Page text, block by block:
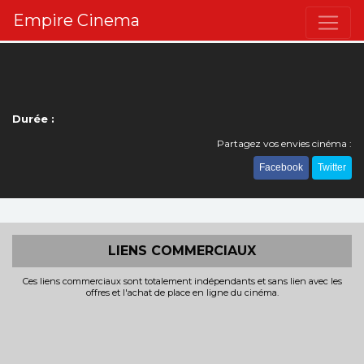
Empire Cinema
Durée :
Partagez vos envies cinéma :
Facebook Twitter
LIENS COMMERCIAUX
Ces liens commerciaux sont totalement indépendants et sans lien avec les
offres et l'achat de place en ligne du cinéma.